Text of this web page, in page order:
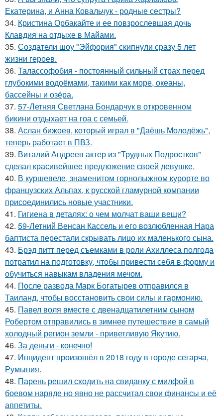
Екатерина, и Анна Ковальчук - родные сестры?
34. Кристина Орбакайте и ее повзрослевшая дочь
Клавдия на отдыхе в Майами.
35. Создатели шоу "Эйфория" скипнули сразу 5 лет
жизни героев.
36. Талассофобия - постоянный сильный страх перед
глубокими водоёмами, такими как море, океаны,
бассейны и озёра.
37. 57-Летняя Светлана Бондарчук в откровенном
бикини отдыхает на гоа с семьей.
38. Аслан бижоев, который играл в "Даёшь Молодёжь",
теперь работает в ПВЗ.
39. Виталий Андреев актер из "Трудных Подростков"
сделал красивейшее предложение своей девушке.
40. В куршевеле, знаменитом горнолыжном курорте во
французских Альпах, к русской гламурной компании
присоединились новые участники.
41. Гигиена в деталях: о чем молчат ваши вещи?
42. 59-Летний Венсан Кассель и его возлюбленная Нара
баптиста перестали скрывать лицо их маленького сына.
43. Брэд питт перед съемками в роли Ахиллеса полгода
потратил на подготовку, чтобы привести себя в форму и
обучиться навыкам владения мечом.
44. После развода Марк Богатырев отправился в
Таиланд, чтобы восстановить свои силы и гармонию.
45. Павел воля вместе с двенадцатилетним сыном
Робертом отправились в зимнее путешествие в самый
холодный регион земли - приветливую Якутию.
46. За деньги - конечно!
47. Инцидент произошёл в 2018 году в городе сегарча,
Румыния.
48. Парень решил сходить на свиданку с милфой в
боевом наряде но явно не рассчитал свои финансы и её
аппетиты.